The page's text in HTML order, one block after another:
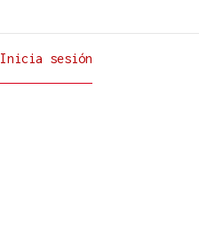
Inicia sesión